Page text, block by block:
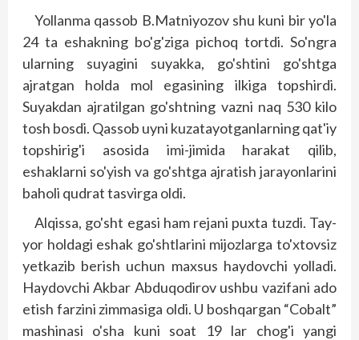
Yollanma qassob B.Matniyozov shu kuni bir yo'la
24 ta eshakning bo'g'ziga pichoq tortdi. So'ngra
ularning suyagini suyakka, go'shtini go'shtga
ajratgan holda mol egasining ilkiga topshirdi.
Suyakdan ajratilgan go'shtning vazni naq 530 kilo
tosh bosdi. Qassob uyni kuzatayotganlarning qat'iy
topshirig'i asosida imi-jimida harakat qilib,
eshaklarni so'yish va go'shtga ajratish jarayonlarini
baholi qudrat tasvirga oldi.
Alqissa, go'sht egasi ham rejani puxta tuzdi. Tay­
yor holdagi eshak go'shtlarini mijozlarga to'xtovsiz
yetkazib berish uchun maxsus haydovchi yolladi.
Haydovchi Akbar Abduqodirov ushbu vazifani ado
etish farzini zimmasiga oldi. U boshqargan “Cobalt”
mashinasi o'sha kuni soat 19 lar chog'i yangi